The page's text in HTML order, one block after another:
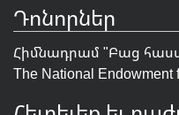
Դոնորներ
Հիմնադրամ "Բաց
The National Endowment